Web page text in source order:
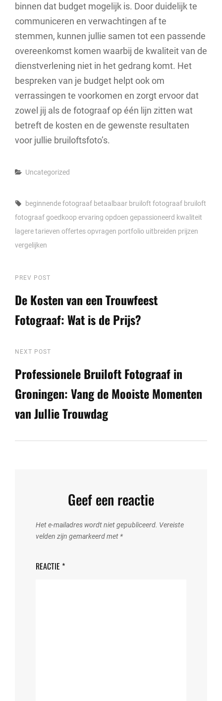
binnen dat budget mogelijk is. Door duidelijk te
communiceren en verwachtingen af te
stemmen, kunnen jullie samen tot een passende
overeenkomst komen waarbij de kwaliteit van de
dienstverlening niet in het gedrang komt. Het
bespreken van je budget helpt ook om
verrassingen te voorkomen en zorgt ervoor dat
zowel jij als de fotograaf op één lijn zitten wat
betreft de kosten en de gewenste resultaten
voor jullie bruiloftsfoto’s.
Categories
Uncategorized
Tags,
beginnende fotograaf betaalbaar bruiloft fotograaf bruiloft
fotograaf goedkoop ervaring opdoen gepassioneerd kwaliteit
lagere tarieven offertes opvragen portfolio uitbreiden prijzen
vergelijken
Berichtnavigatie
Previous
Post
PREV POST
De Kosten van een Trouwfeest
Fotograaf: Wat is de Prijs?
Next
Post
NEXT POST
Professionele Bruiloft Fotograaf in
Groningen: Vang de Mooiste Momenten
van Jullie Trouwdag
Geef een reactie
Het e-mailadres wordt niet gepubliceerd. Vereiste
velden zijn gemarkeerd met *
REACTIE *